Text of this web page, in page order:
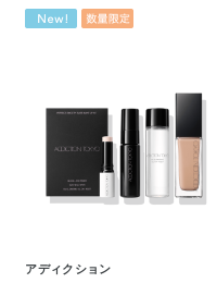
アディクション